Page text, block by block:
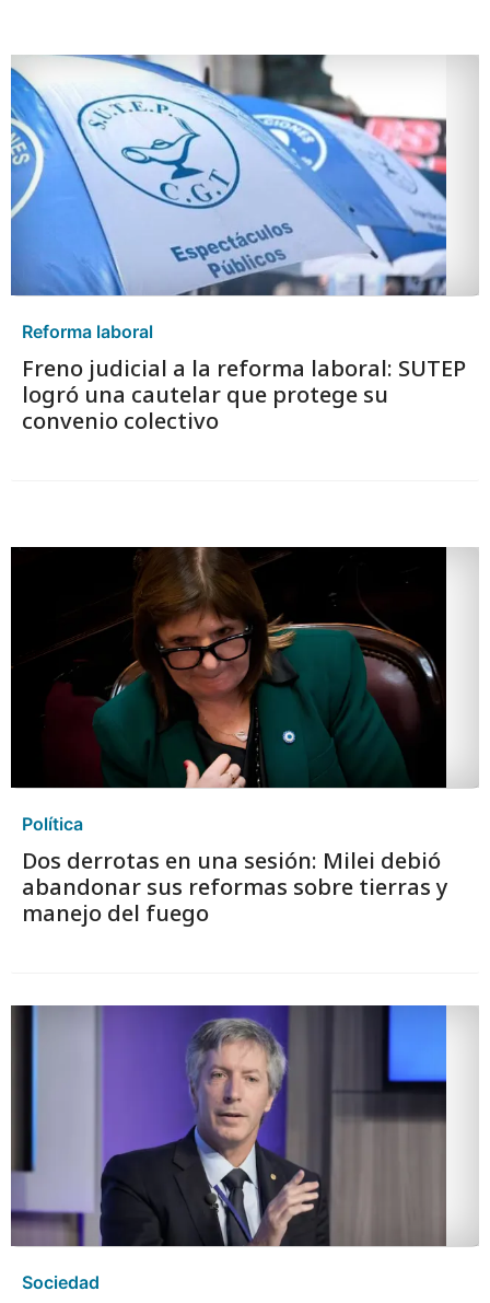
Reforma laboral
Freno judicial a la reforma laboral: SUTEP
logró una cautelar que protege su
convenio colectivo
Política
Dos derrotas en una sesión: Milei debió
abandonar sus reformas sobre tierras y
manejo del fuego
Sociedad